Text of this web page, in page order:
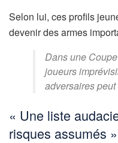
Selon lui, ces profils
devenir des armes
Dans une
joueurs
adversaires
« Une liste
risques assumés »